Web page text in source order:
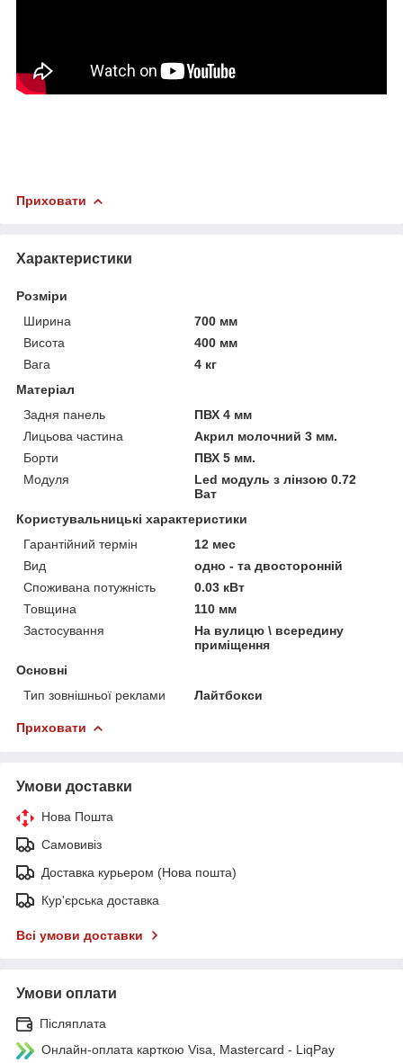
Приховати
Характеристики
Розміри
Ширина
700 мм
Висота
400 мм
Вага
4 кг
Матеріал
Задня панель
ПВХ 4 мм
Лицьова частина
Акрил молочний 3 мм.
Борти
ПВХ 5 мм.
Модуля
Led модуль з лінзою 0.72
Ват
Користувальницькі характеристики
Гарантійний термін
12 мес
Вид
одно - та двосторонній
Споживана потужність
0.03 кВт
Товщина
110 мм
Застосування
На вулицю \ всередину
приміщення
Основні
Тип зовнішньої реклами
Лайтбокси
Приховати
Умови доставки
Нова Пошта
Самовивіз
Доставка курьером (Нова пошта)
Кур'єрська доставка
Всі умови доставки
Умови оплати
Післяплата
Онлайн-оплата карткою Visa, Mastercard - LiqPay